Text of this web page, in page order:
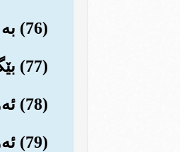
(76) به ڕاستی ئێوه‌ش و باو باپیرانی دێرینیشتان (به هه‌ڵه‌دا چوون)...
(77) بێگومان هه‌موو ئه‌وانه دوژمنی منن، به دوژمنی خۆمیان ده‌زانم جگه له په‌روه‌ردگاری جیهانه‌کان...
(78) ئه‌وه‌ی دروستی کردووم هه‌ر ئه‌و ڕێنموییم ده‌کات (بۆ به‌خته‌وه‌ری هه‌ردوو جیهان)...
(79) ئه‌و زاته‌ش خۆی خۆراکم پێ ده‌به‌خشێت و تینویه‌تیم ده‌شکێنێت...